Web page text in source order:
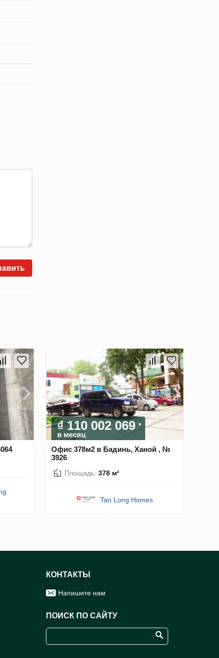
₫ 110 002 069
в месяц
Офис 378м2 в Бадинь, Ханой , №
3926
Площадь: 378 м²
Tan Long Homes
КОНТАКТЫ
Напишите нам
ПОИСК ПО САЙТУ